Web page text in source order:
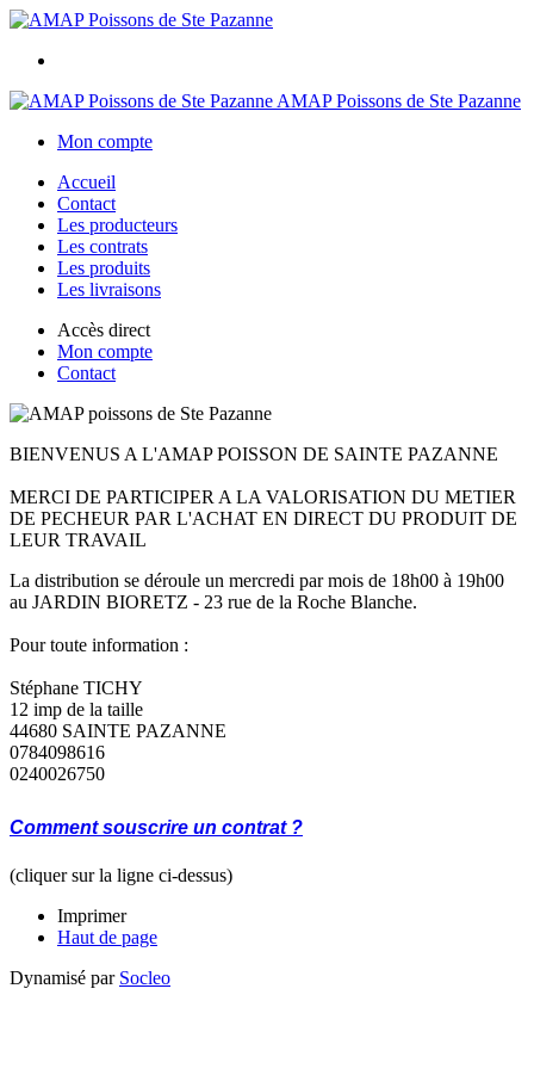
AMAP Poissons de Ste Pazanne
Mon compte
Accueil
Contact
Les producteurs
Les contrats
Les produits
Les livraisons
Accès direct
Mon compte
Contact
BIENVENUS A L'AMAP POISSON DE SAINTE PAZANNE
MERCI DE PARTICIPER A LA VALORISATION DU METIER
DE PECHEUR PAR L'ACHAT EN DIRECT DU PRODUIT DE
LEUR TRAVAIL
La distribution se déroule un mercredi par mois de 18h00 à 19h00
au JARDIN BIORETZ - 23 rue de la Roche Blanche.
Pour toute information :
Stéphane TICHY
12 imp de la taille
44680 SAINTE PAZANNE
0784098616
0240026750
Comment souscrire un contrat ?
(cliquer sur la ligne ci-dessus)
Imprimer
Haut de page
Dynamisé par Socleo